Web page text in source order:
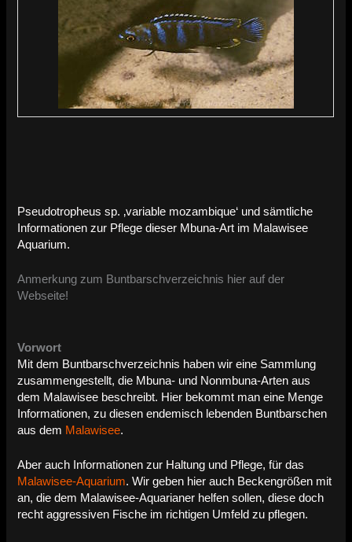
Pseudotropheus sp. ‚variable mozambique‘ und sämtliche
Informationen zur Pflege dieser Mbuna-Art im Malawisee
Aquarium.
Anmerkung zum Buntbarschverzeichnis hier auf der
Webseite!
Vorwort
Mit dem Buntbarschverzeichnis haben wir eine Sammlung
zusammengestellt, die Mbuna- und Nonmbuna-Arten aus
dem Malawisee beschreibt. Hier bekommt man eine Menge
Informationen, zu diesen endemisch lebenden Buntbarschen
aus dem Malawisee.
Aber auch Informationen zur Haltung und Pflege, für das
Malawisee-Aquarium. Wir geben hier auch Beckengrößen mit
an, die dem Malawisee-Aquarianer helfen sollen, diese doch
recht aggressiven Fische im richtigen Umfeld zu pflegen.